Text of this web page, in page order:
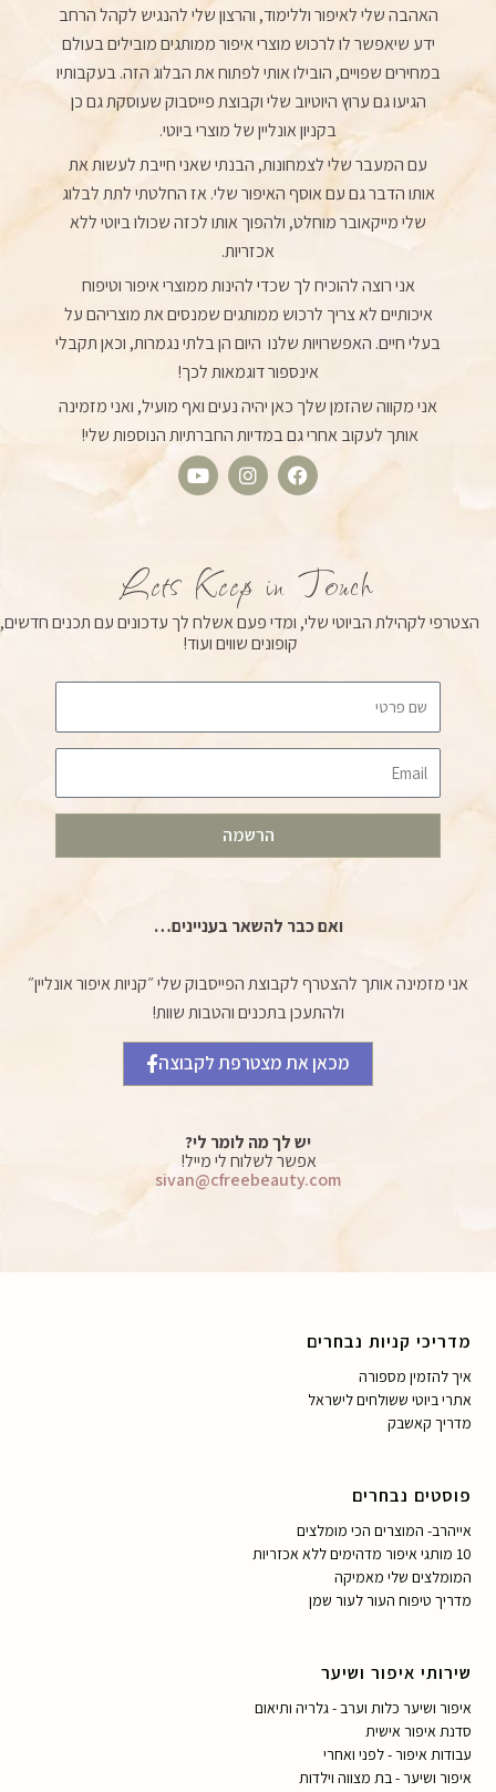
האהבה שלי לאיפור וללימוד, והרצון שלי להנגיש לקהל הרחב
ידע שיאפשר לו לרכוש מוצרי איפור ממותגים מובילים בעולם
במחירים שפויים, הובילו אותי לפתוח את הבלוג הזה. בעקבותיו
הגיעו גם ערוץ היוטיוב שלי וקבוצת פייסבוק שעוסקת גם כן
בקניון אונליין של מוצרי ביוטי.
עם המעבר שלי לצמחונות, הבנתי שאני חייבת לעשות את
אותו הדבר גם עם אוסף האיפור שלי. אז החלטתי לתת לבלוג
שלי מייקאובר מוחלט, ולהפוך אותו לכזה שכולו ביוטי ללא
אכזריות.
אני רוצה להוכיח לך שכדי להינות ממוצרי איפור וטיפוח
איכותיים לא צריך לרכוש ממותגים שמנסים את מוצריהם על
בעלי חיים. האפשרויות שלנו היום הן בלתי נגמרות, וכאן תקבלי
אינספור דוגמאות לכך!
אני מקווה שהזמן שלך כאן יהיה נעים ואף מועיל, ואני מזמינה
אותך לעקוב אחרי גם במדיות החברתיות הנוספות שלי!
F
o
k
I
g
a
m
Y
b
e
Lets Keep in Touch
הצטרפי לקהילת הביוטי שלי, ומדי פעם אשלח לך עדכונים עם תכנים חדשים,
קופונים שווים ועוד!
הרשמה
ואם כבר להשאר בעניינים…
אני מזמינה אותך להצטרף לקבוצת הפייסבוק שלי ״קניות איפור אונליין״
ולהתעכן בתכנים והטבות שוות!
מכאן את מצטרפת לקבוצה
יש לך מה לומר לי?
אפשר לשלוח לי מייל!
sivan@cfreebeauty.com
מדריכי קניות נבחרים
איך להזמין מספורה
אתרי ביוטי ששולחים לישראל
מדריך קאשבק
פוסטים נבחרים
אייהרב- המוצרים הכי מומלצים
10 מותגי איפור מדהימים ללא אכזריות
המומלצים שלי מאמיקה
מדריך טיפוח העור לעור שמן
שירותי איפור ושיער
איפור ושיער כלות וערב - גלריה ותיאום
סדנת איפור אישית
עבודות איפור - לפני ואחרי
איפור ושיער - בת מצווה וילדות